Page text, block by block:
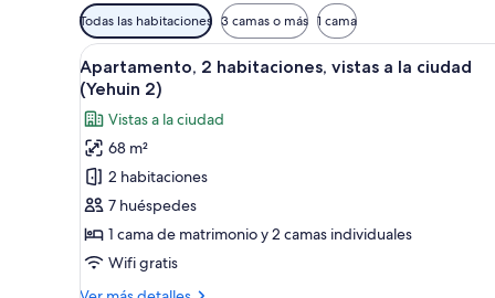
Filtros
disponibles
para
las
habitaciones
Todas las habitaciones 3 camas o más 1 cama
Abrir
todas
las
fotos
de
Apartamento,
2
habitaciones,
vistas
Un salón amplio con mesa de
26
Apartamento, 2 habitaciones, vistas a la ciudad
(Yehuin 2)
Vistas a la ciudad
68 m²
2 habitaciones
7 huéspedes
1 cama de matrimonio y 2 camas individuales
Wifi gratis